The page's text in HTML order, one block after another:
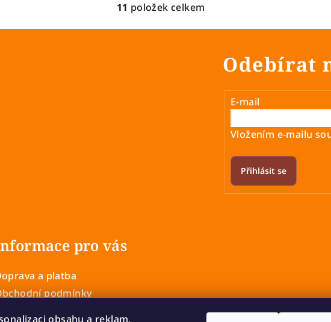
obsahu a reklam,
O
v
s
11 položek celkem
Odebírat
E-mail
Vložením e-mailu
Přihlásit se
pro vás
a platba
podmínky